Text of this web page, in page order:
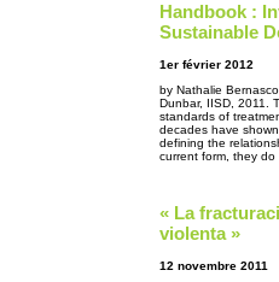
Handbook :
Sustainable
1er février 2012
by Nathalie
Dunbar, IISD, 2011.
standards of
decades have
defining the
current form, they
« La
violenta »
12 novembre 2011